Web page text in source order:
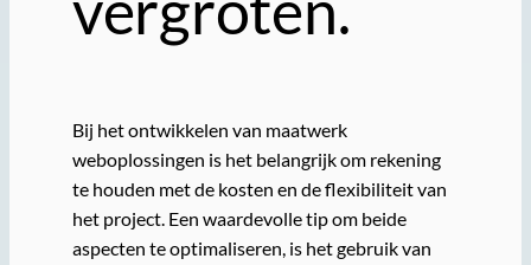
Bij het ontwikkelen van maatwerk
weboplossingen is het belangrijk om rekening
te houden met de kosten en de flexibiliteit van
het project. Een waardevolle tip om beide
aspecten te optimaliseren, is het gebruik van